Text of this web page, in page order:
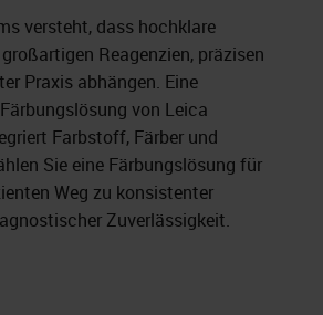
versteht, dass hochklare
Reagenzien, präzisen
Praxis abhängen. Eine
von Leica
Farbstoff, Färber und
Sie eine Färbungslösung für
Weg zu konsistenter
Zuverlässigkeit.